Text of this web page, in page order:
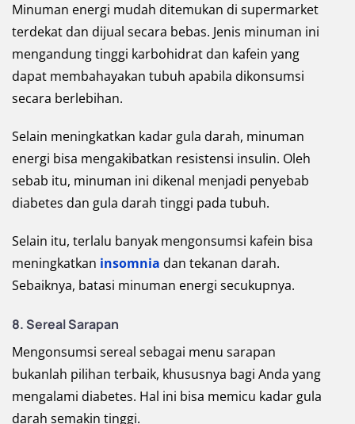
Minuman energi mudah ditemukan di supermarket
terdekat dan dijual secara bebas. Jenis minuman ini
mengandung tinggi karbohidrat dan kafein yang
dapat membahayakan tubuh apabila dikonsumsi
secara berlebihan.
Selain meningkatkan kadar gula darah, minuman
energi bisa mengakibatkan resistensi insulin. Oleh
sebab itu, minuman ini dikenal menjadi penyebab
diabetes dan gula darah tinggi pada tubuh.
Selain itu, terlalu banyak mengonsumsi kafein bisa
meningkatkan insomnia dan tekanan darah.
Sebaiknya, batasi minuman energi secukupnya.
8. Sereal Sarapan
Mengonsumsi sereal sebagai menu sarapan
bukanlah pilihan terbaik, khususnya bagi Anda yang
mengalami diabetes. Hal ini bisa memicu kadar gula
darah semakin tinggi.